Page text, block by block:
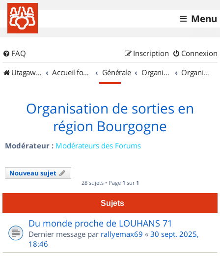
Menu
FAQ Connexion
Inscription
UtagawaVTT (Randos VTT et VTTAE avec traces GPS)
Accueil forum Générale Organisation de sorties & Recherche de partenaires Organisation de sorties en région Bourgogne
Organisation de sorties en
région Bourgogne
Modérateur : Modérateurs des Forums
Nouveau sujet
28 sujets • Page 1 sur 1
Sujets
Du monde proche de LOUHANS 71
Dernier message par rallyemax69 « 30 sept. 2025,
18:46